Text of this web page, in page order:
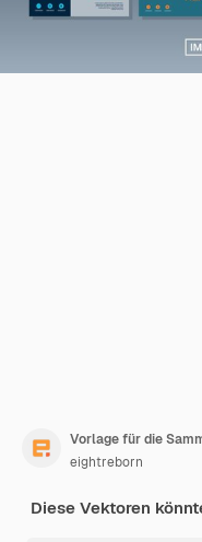
eightreborn
Diese Vektoren